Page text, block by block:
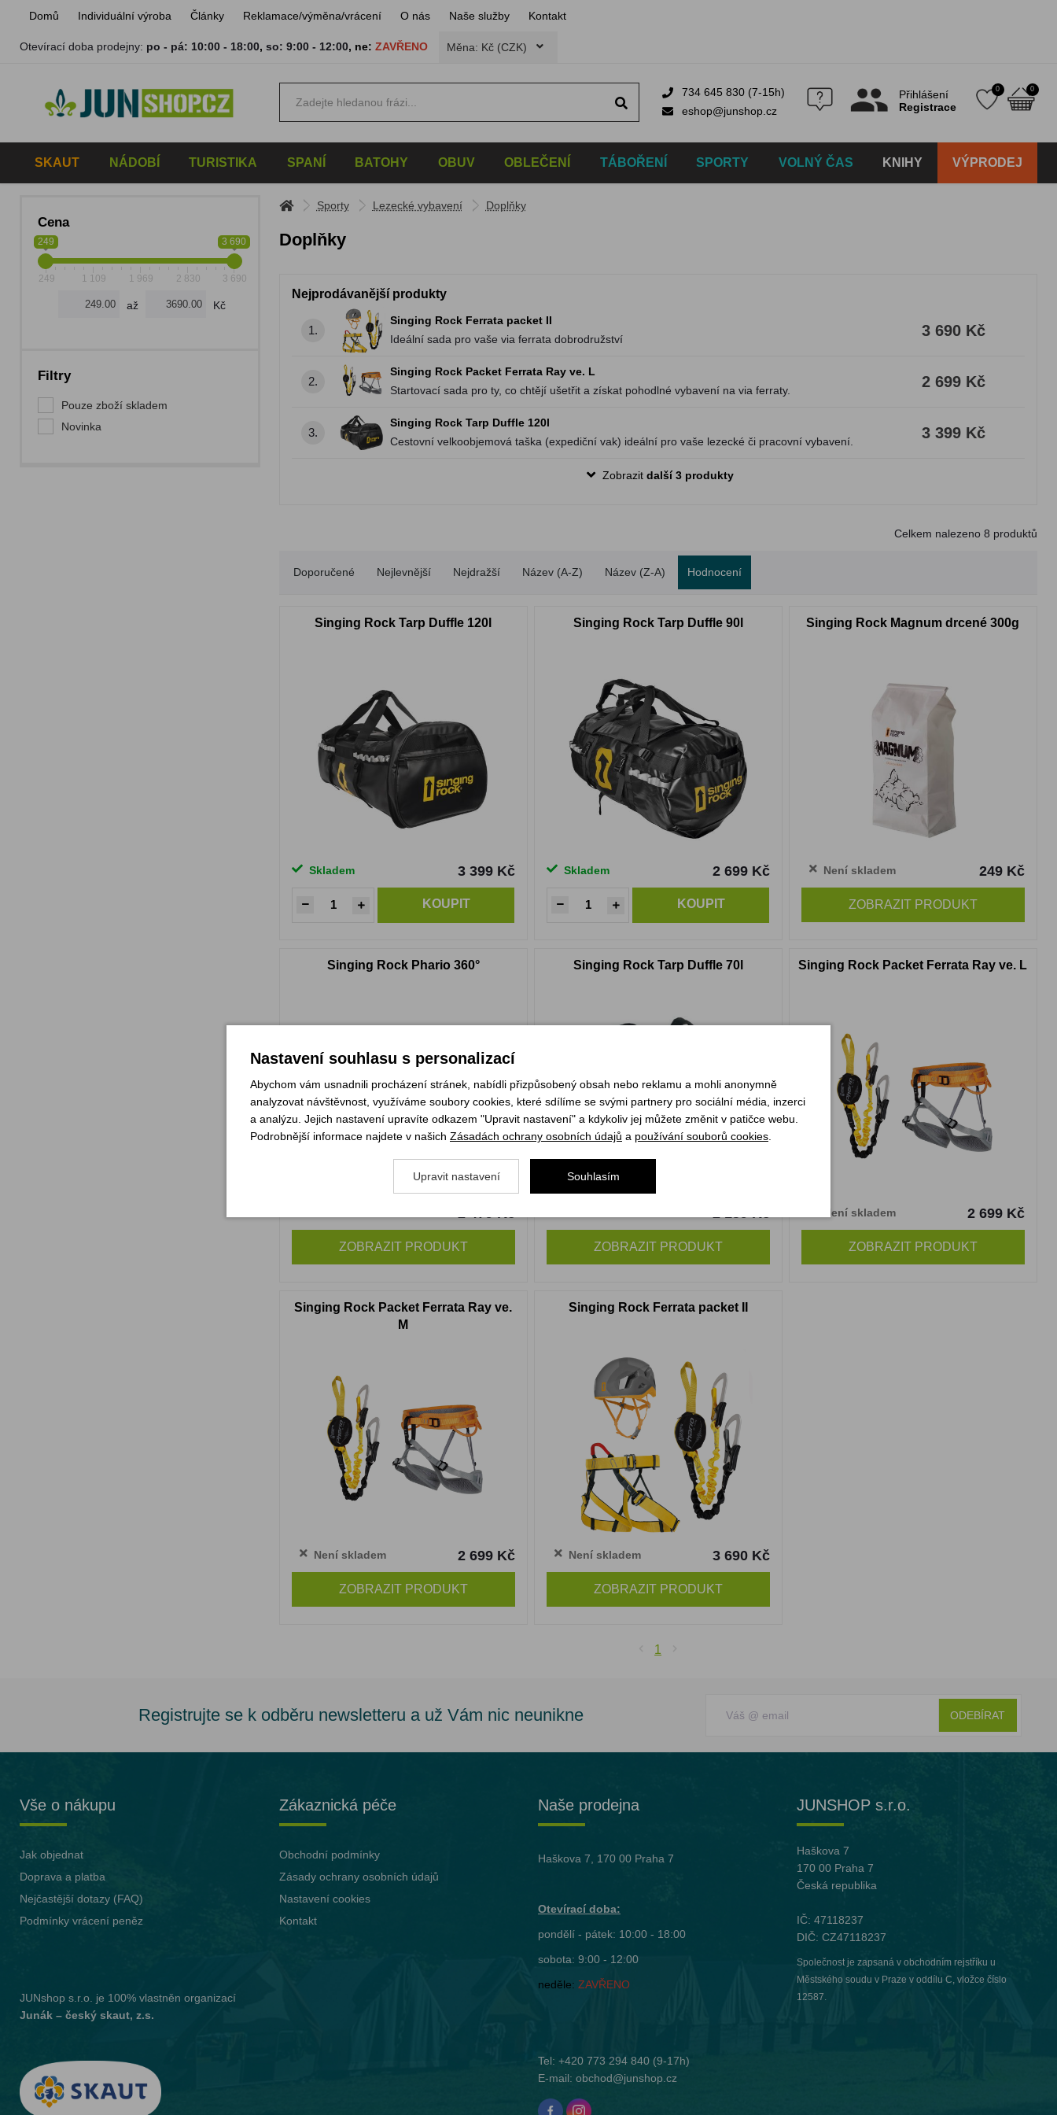
Domů Individuální výroba Články Reklamace/výměna/vrácení O nás Naše služby Kontakt
Otevírací doba prodejny: po - pá: 10:00 - 18:00,so: 9:00 - 12:00, ne: ZAVŘENO Měna: Kč (CZK)
734 645 830 (7-15h)
eshop@junshop.cz
Přihlášení
Registrace
0 0
SKAUT NÁDOBÍ TURISTIKA SPANÍ BATOHY OBUV OBLEČENÍ TÁBOŘENÍ SPORTY VOLNÝ ČAS KNIHY VÝPRODEJ
Cena
249 3 690
249 1 109 1 969 2 830 3 690
až Kč
Filtry
Pouze zboží skladem
Novinka
Sporty Lezecké vybavení Doplňky
Doplňky
Nejprodávanější produkty
1.
Singing Rock Ferrata packet II
Ideální sada pro vaše via ferrata dobrodružství
3 690 Kč
2.
Singing Rock Packet Ferrata Ray ve. L
Startovací sada pro ty, co chtějí ušetřit a získat pohodlné vybavení na via ferraty.
2 699 Kč
3.
Singing Rock Tarp Duffle 120l
Cestovní velkoobjemová taška (expediční vak) ideální pro vaše lezecké či pracovní vybavení.
3 399 Kč
Zobrazitdalší 3 produkty
Celkem nalezeno 8 produktů
Doporučené Nejlevnější Nejdražší Název (A-Z) Název (Z-A) Hodnocení
Singing Rock Tarp Duffle 120l
Skladem 3 399 Kč
KOUPIT
Singing Rock Tarp Duffle 90l
Skladem 2 699 Kč
KOUPIT
Singing Rock Magnum drcené 300g
Není skladem 249 Kč
ZOBRAZIT PRODUKT
Singing Rock Phario 360°
2 479 Kč
ZOBRAZIT PRODUKT
Singing Rock Tarp Duffle 70l
2 159 Kč
ZOBRAZIT PRODUKT
Singing Rock Packet Ferrata Ray ve. L
Není skladem 2 699 Kč
ZOBRAZIT PRODUKT
Singing Rock Packet Ferrata Ray ve.
M
Není skladem 2 699 Kč
ZOBRAZIT PRODUKT
Singing Rock Ferrata packet II
Není skladem 3 690 Kč
ZOBRAZIT PRODUKT
1
Registrujte se k odběru newsletteru a už Vám nic neunikne ODEBÍRAT
Vše o nákupu
Jak objednat
Doprava a platba
Nejčastější dotazy (FAQ)
Podmínky vrácení peněz
JUNshop s.r.o.
je 100% vlastněn organizací
Junák – český skaut, z.s.
Zákaznická péče
Obchodní podmínky
Zásady ochrany osobních údajů
Nastavení cookies
Kontakt
Naše prodejna
Haškova 7, 170 00 Praha 7
Otevírací doba:
pondělí - pátek: 10:00 - 18:00
sobota: 9:00 - 12:00
neděle: ZAVŘENO
Tel: +420 773 294 840(9-17h)
E-mail: obchod@junshop.cz
JUNSHOP s.r.o.
Haškova 7
170 00 Praha 7
Česká republika
IČ: 47118237
DIČ: CZ47118237
Společnost je zapsaná v obchodním rejstříku u
Městského soudu v Praze v oddílu C, vložce číslo
12587.
Nastavení souhlasu s personalizací
Abychom vám usnadnili procházení stránek, nabídli přizpůsobený obsah nebo reklamu a mohli anonymně
analyzovat návštěvnost, využíváme soubory cookies, které sdílíme se svými partnery pro sociální média, inzerci
a analýzu. Jejich nastavení upravíte odkazem "Upravit nastavení" a kdykoliv jej můžete změnit v patičce webu.
Podrobnější informace najdete v našich Zásadách ochrany osobních údajů a používání souborů cookies
Upravit nastavení Souhlasím